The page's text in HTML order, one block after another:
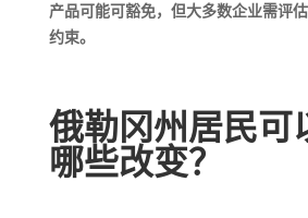
产品可能可豁免，但大多数企业需评
约束。
俄勒冈州居民可
哪些改变？